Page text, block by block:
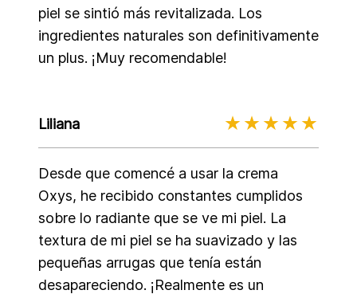
piel se sintió más revitalizada. Los
ingredientes naturales son definitivamente
un plus. ¡Muy recomendable!
Liliana
Desde que comencé a usar la crema
Oxys, he recibido constantes cumplidos
sobre lo radiante que se ve mi piel. La
textura de mi piel se ha suavizado y las
pequeñas arrugas que tenía están
desapareciendo. ¡Realmente es un